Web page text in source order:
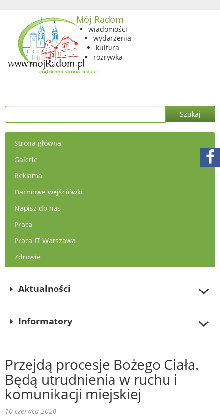
Mój Radom
wiadomości
wydarzenia
kultura
rozrywka
Strona główna
Galerie
Reklama
Darmowe wejściówki
Napisz do nas
Praca
Praca IT Warszawa
Zdrowie
Aktualności
Informatory
Przejdą procesje Bożego Ciała.
Będą utrudnienia w ruchu i
komunikacji miejskiej
10 czerwca 2020